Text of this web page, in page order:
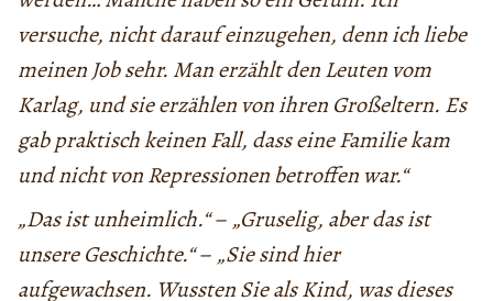
versuche, nicht darauf einzugehen, denn ich liebe
meinen Job sehr. Man erzählt den Leuten vom
Karlag, und sie erzählen von ihren Großeltern. Es
gab praktisch keinen Fall, dass eine Familie kam
und nicht von Repressionen betroffen war.“
„Das ist unheimlich.“– „Gruselig, aber das ist
unsere Geschichte.“– „Sie sind hier
aufgewachsen. Wussten Sie als Kind, was dieses